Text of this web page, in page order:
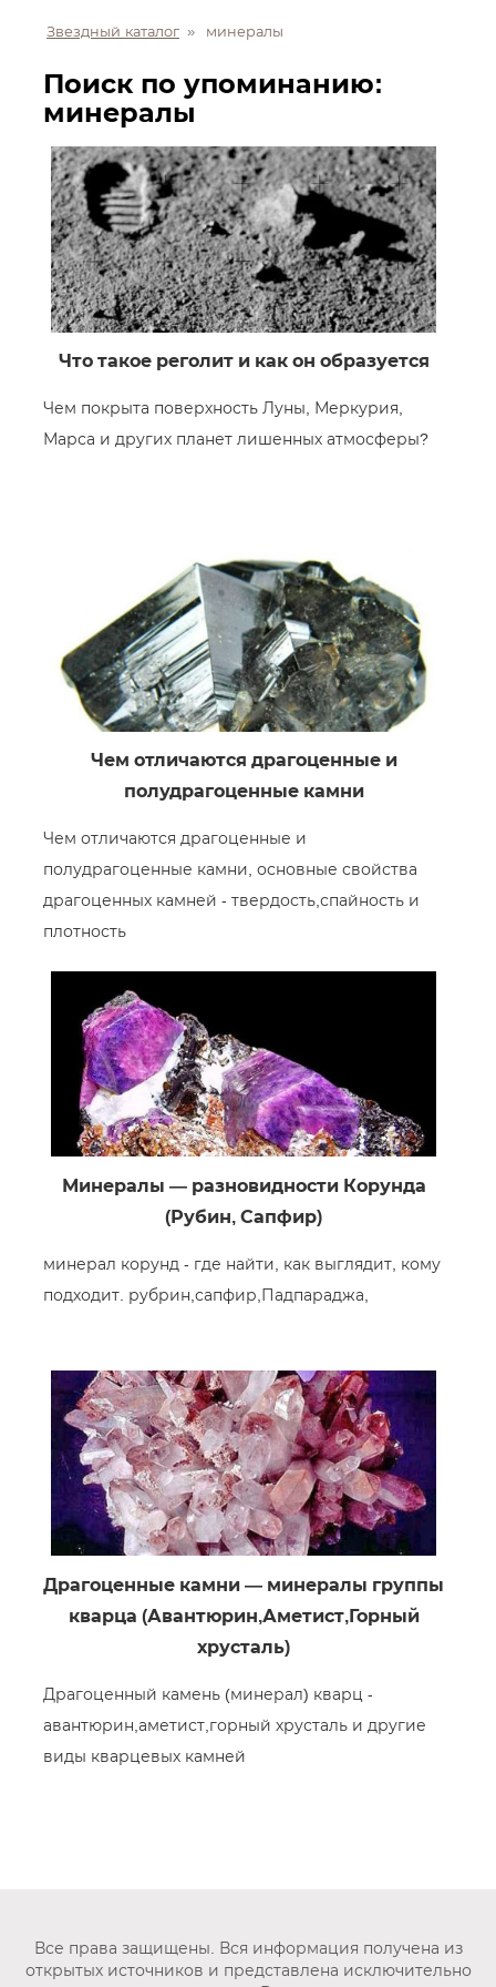
Звездный каталог » минералы
Поиск по упоминанию:
минералы
Что такое реголит и как он образуется
Чем покрыта поверхность Луны, Меркурия,
Марса и других планет лишенных атмосферы?
Чем отличаются драгоценные и
полудрагоценные камни
Чем отличаются драгоценные и
полудрагоценные камни, основные свойства
драгоценных камней - твердость,спайность и
плотность
Минералы — разновидности Корунда
(Рубин, Сапфир)
минерал корунд - где найти, как выглядит, кому
подходит. рубрин,сапфир,Падпараджа,
Драгоценные камни — минералы группы
кварца (Авантюрин,Аметист,Горный
хрусталь)
Драгоценный камень (минерал) кварц -
авантюрин,аметист,горный хрусталь и другие
виды кварцевых камней
Все права защищены. Вся информация получена из
открытых источников и представлена исключительно